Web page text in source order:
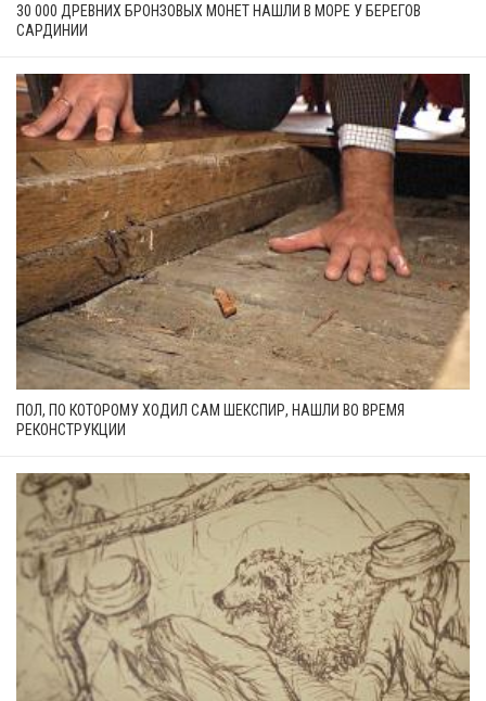
30 000 ДРЕВНИХ БРОНЗОВЫХ МОНЕТ НАШЛИ В МОРЕ У БЕРЕГОВ
САРДИНИИ
ПОЛ, ПО КОТОРОМУ ХОДИЛ САМ ШЕКСПИР, НАШЛИ ВО ВРЕМЯ
РЕКОНСТРУКЦИИ